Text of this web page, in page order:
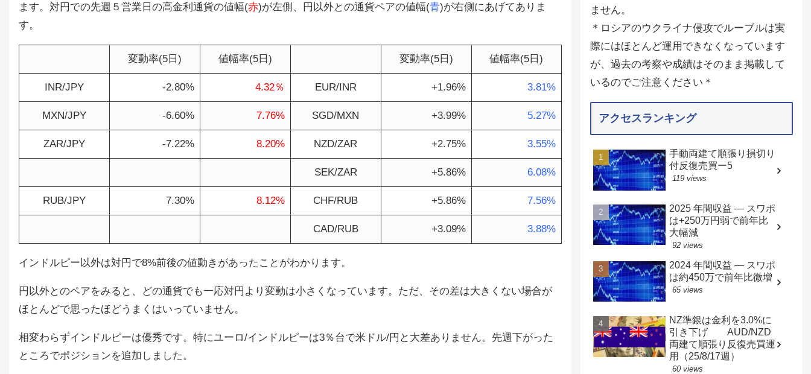
ます。対円での先週５営業日の高金利通貨の値幅(赤)が左側、円以外との通貨ペアの値幅(青)が右側にあげてありま
す。
変動率(5日) 値幅率(5日) 変動率(5日) 値幅率(5日)
INR/JPY -2.80% 4.32％ EUR/INR +1.96% 3.81%
MXN/JPY -6.60% 7.76% SGD/MXN +3.99% 5.27%
ZAR/JPY -7.22% 8.20% NZD/ZAR +2.75% 3.55%
SEK/ZAR +5.86% 6.08%
RUB/JPY 7.30% 8.12% CHF/RUB +5.86% 7.56%
CAD/RUB +3.09% 3.88%
インドルピー以外は対円で8%前後の値動きがあったことがわかります。
円以外とのペアをみると、どの通貨でも一応対円より変動は小さくなっています。ただ、その差は大きくない場合が
ほとんどで思ったほどうまくはいっていません。
相変わらずインドルピーは優秀です。特にユーロ/インドルピーは3％台で米ドル/円と大差ありません。先週下がった
ところでポジションを追加しました。
ません。
＊ロシアのウクライナ侵攻でルーブルは実
際にはほとんど運用できなくなっています
が、過去の考察や成績はそのまま掲載して
いるのでご注意ください＊
アクセスランキング
手動両建て順張り損切り
付反復売買ー5
119 views
2025 年間収益 — スワポ
は+250万円弱で前年比
大幅減
92 views
2024 年間収益 — スワポ
は約450万で前年比微増
65 views
NZ準銀は金利を3.0%に
引き下げ AUD/NZD
両建て順張り反復売買運
用（25/8/17週）
60 views